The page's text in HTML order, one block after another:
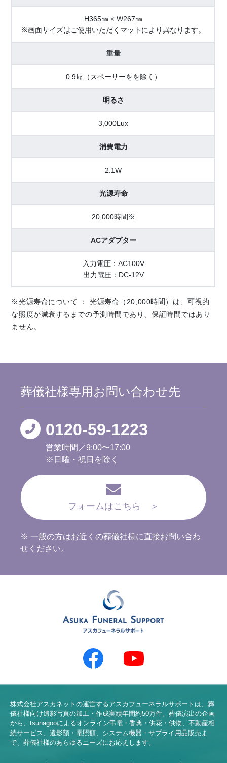
H365㎜ × W267㎜
※画面サイズはご使用いただくマットにより異なります。
重量
0.9㎏（スペーサーをを除く）
明るさ
3,000Lux
消費電力
2.1W
光源寿命
20,000時間※
ACアダプター
入力電圧：AC100V
出力電圧：DC-12V
※光源寿命について ： 光源寿命（20,000時間）は、可視的
な照度が減衰するまでの予測時間であり、保証時間ではあり
ません。
葬儀社様専用お問い合わせ先
0120-59-1223
営業時間／9:00〜17:00
※日曜・祝日を除く
フォームはこちら ＞
※ 一般の方はお近くの葬儀社様に直接お問い合わ
せください。
株式会社アスカネットの運営するアスカフューネラルサポートは、葬
儀社様向け遺影写真の加工・作成実績年間約50万件。葬儀演出の企画
から、tsunagooによるオンライン弔電・香典・供花・供物、不動産相
続サービス、遺影額・電照額、システム機器・サプライ用品販売ま
で、葬儀社様のあらゆるニーズにお応えします。